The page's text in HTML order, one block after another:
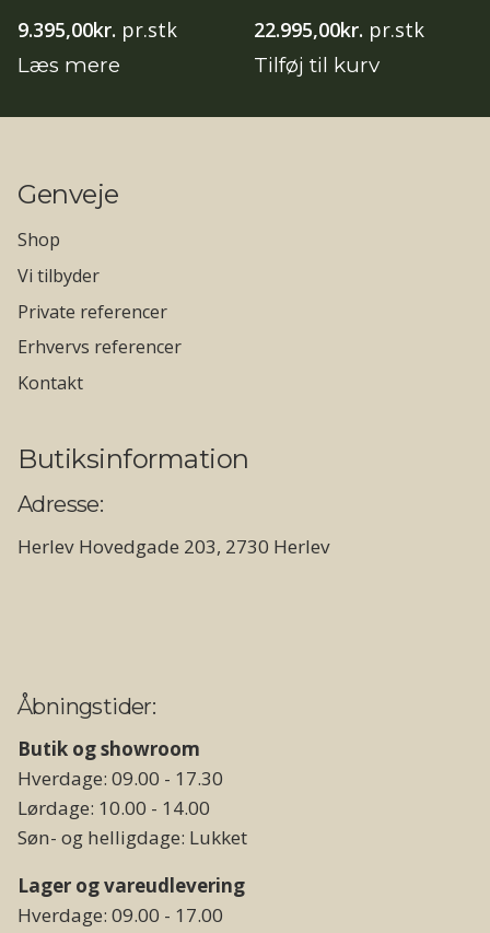
9.395,00kr. pr.stk
Læs mere
22.995,00kr. pr.stk
Tilføj til kurv
Genveje
Shop
Vi tilbyder
Private referencer
Erhvervs referencer
Kontakt
Butiksinformation
Adresse:
Herlev Hovedgade 203, 2730 Herlev
Åbningstider:
Butik og showroom
Hverdage: 09.00 - 17.30
Lørdage: 10.00 - 14.00
Søn- og helligdage: Lukket
Lager og vareudlevering
Hverdage: 09.00 - 17.00